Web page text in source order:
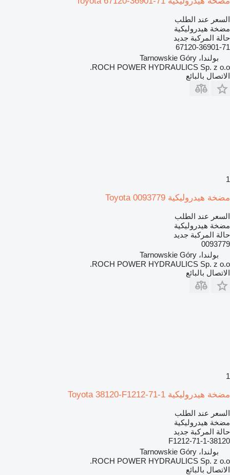
السعر عند الطلب
مضخة هيدروليكية
حالة المركبة جديد
67120-36901-71
بولندا، Tarnowskie Góry
ROCH POWER HYDRAULICS Sp. z o.o.
الاتصال بالبائع
1
مضخة هيدروليكية Toyota 0093779
السعر عند الطلب
مضخة هيدروليكية
حالة المركبة جديد
0093779
بولندا، Tarnowskie Góry
ROCH POWER HYDRAULICS Sp. z o.o.
الاتصال بالبائع
1
مضخة هيدروليكية Toyota 38120-F1212-71-1
السعر عند الطلب
مضخة هيدروليكية
حالة المركبة جديد
38120-F1212-71-1
بولندا، Tarnowskie Góry
ROCH POWER HYDRAULICS Sp. z o.o.
الاتصال بالبائع